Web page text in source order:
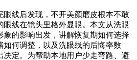
眼线后发现，不开美颜磨皮根本不敢
眼线在镜头里格外显眼。本文从洗眼
象的影响出发，讲解恢复期如何选择
如何调整，以及洗眼线的后悔率数
决定。为帮助本地用户少走弯路、避